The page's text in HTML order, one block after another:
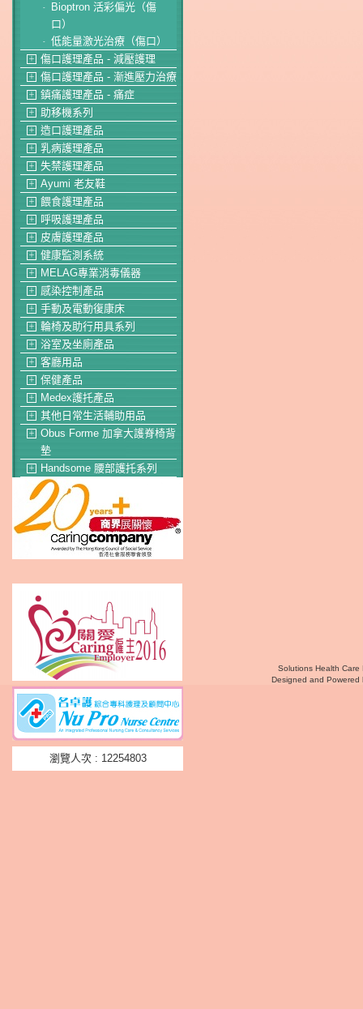
-
Bioptron 活彩偏光（傷
口）
- 低能量激光治療（傷口）
＋ 傷口護理產品 - 減壓護理
＋ 傷口護理產品 - 漸進壓力治療
＋ 鎮痛護理產品 - 痛症
＋ 助移機系列
＋ 造口護理產品
＋ 乳病護理產品
＋ 失禁護理產品
＋ Ayumi 老友鞋
＋ 餵食護理產品
＋ 呼吸護理產品
＋ 皮膚護理產品
＋ 健康監測系統
＋ MELAG專業消毒儀器
＋ 感染控制產品
＋ 手動及電動復康床
＋ 輪椅及助行用具系列
＋ 浴室及坐廁產品
＋ 客廳用品
＋ 保健產品
＋ Medex護托產品
＋ 其他日常生活輔助用品
＋
Obus Forme 加拿大護脊椅背
墊
＋ Handsome 腰部護托系列
瀏覽人次 : 12254803
Solutions Health Care
Designed and